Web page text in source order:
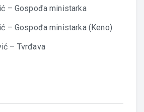
– Gospođa ministarka
– Gospođa ministarka (Keno)
– Tvrđava